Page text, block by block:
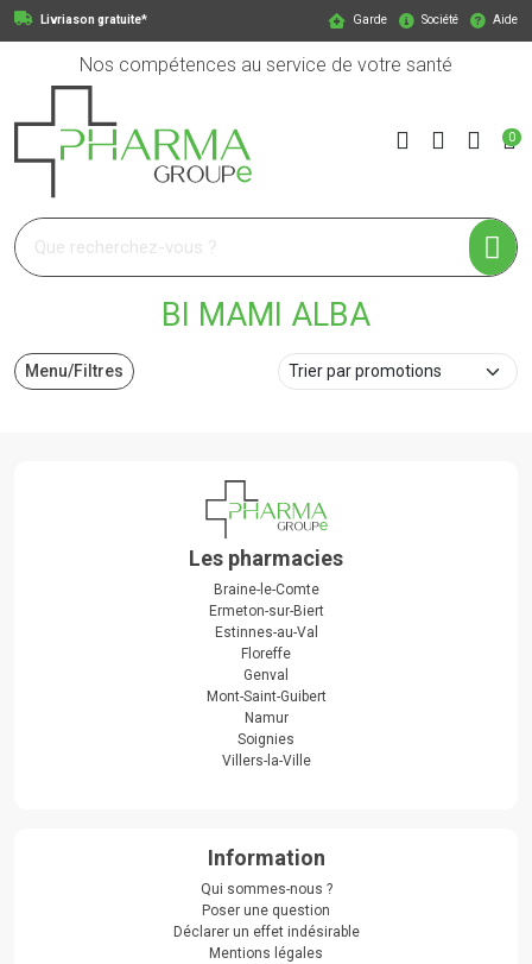
Livriason gratuite* Garde Société Aide
Nos compétences au service de votre santé
Pharmagroupe Votre pharmacie en ligne à votre service
0
BI MAMI ALBA
Menu/Filtres
Les pharmacies
Braine-le-Comte
Ermeton-sur-Biert
Estinnes-au-Val
Floreffe
Genval
Mont-Saint-Guibert
Namur
Soignies
Villers-la-Ville
Information
Qui sommes-nous ?
Poser une question
Déclarer un effet indésirable
Mentions légales